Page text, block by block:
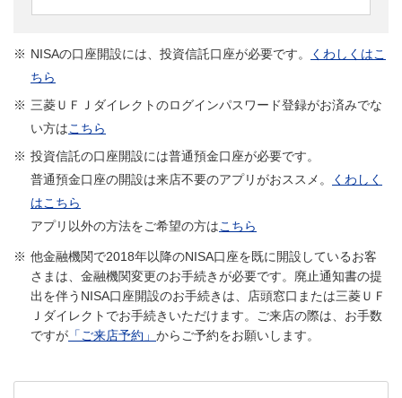
※ NISAの口座開設には、投資信託口座が必要です。
くわしくはこ
ちら
※ 三菱ＵＦＪダイレクトのログインパスワード登録がお済みでな
い方はこちら
※ 投資信託の口座開設には普通預金口座が必要です。
普通預金口座の開設は来店不要のアプリがおススメ。
くわしく
はこちら
アプリ以外の方法をご希望の方はこちら
他金融機関で2018年以降のNISA口座を既に開設しているお客
さまは、金融機関変更のお手続きが必要です。廃止通知書の提
出を伴うNISA口座開設のお手続きは、店頭窓口または三菱ＵＦ
Ｊダイレクトでお手続きいただけます。ご来店の際は、お手数
ですが 「ご来店予約」 からご予約をお願いします。